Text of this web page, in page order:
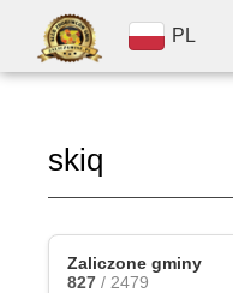
PL
skiq
Zaliczone gminy
827 / 2479